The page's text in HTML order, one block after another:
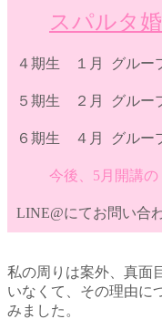
スパルタ
４期生 １月 グルー
５期生 ２月 グルー
６期生 ４月 グルー
今後、5月開講の
LINE@にてお問い合
私の周りは案外、 真面
いなくて、 その理由に
みました。